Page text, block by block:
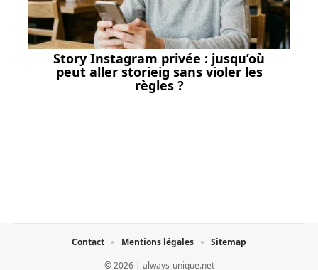
Story Instagram privée : jusqu’où
peut aller storieig sans violer les
règles ?
© 2026 | always-unique.net
Contact Mentions légales Sitemap